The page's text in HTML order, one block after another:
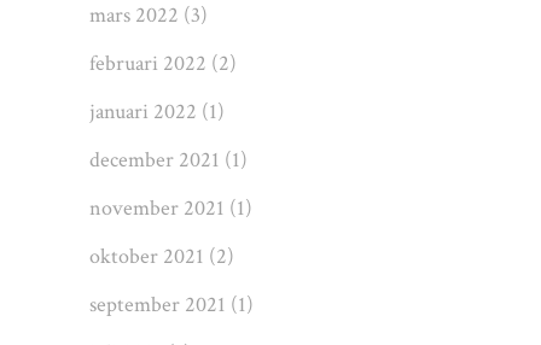
mars 2022 (3)
februari 2022 (2)
januari 2022 (1)
december 2021 (1)
november 2021 (1)
oktober 2021 (2)
september 2021 (1)